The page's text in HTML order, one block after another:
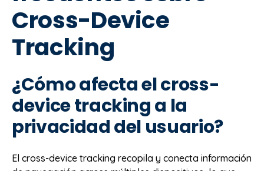
Cross-Device
Tracking
¿Cómo afecta el cross-
device tracking a la
privacidad del usuario?
El cross-device tracking recopila y conecta información